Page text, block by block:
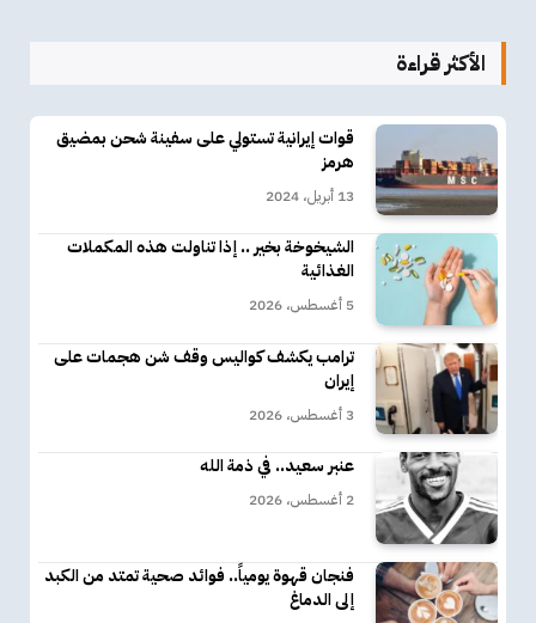
الأكثر قراءة
قوات إيرانية تستولي على سفينة شحن بمضيق
هرمز
13 أبريل، 2024
الشيخوخة بخير .. إذا تناولت هذه المكملات
الغذائية
5 أغسطس، 2026
ترامب يكشف كواليس وقف شن هجمات على
إيران
3 أغسطس، 2026
عنبر سعيد.. في ذمة الله
2 أغسطس، 2026
فنجان قهوة يومياً.. فوائد صحية تمتد من الكبد
إلى الدماغ